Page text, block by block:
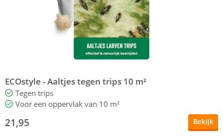
ECOstyle - Aaltjes tegen trips 10 m²
Tegen trips
Voor een oppervlak van 10 m²
21,95 Bekijk